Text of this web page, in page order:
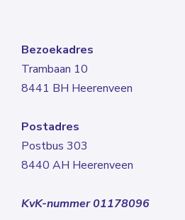
Bezoekadres
Trambaan 10
8441 BH Heerenveen
Postadres
Postbus 303
8440 AH Heerenveen
KvK-nummer 01178096